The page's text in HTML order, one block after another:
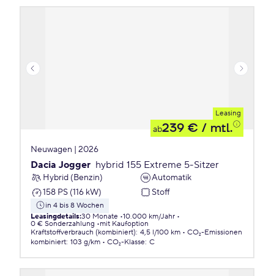
Leasing
ab239 € / mtl.
Neuwagen | 2026
Dacia Jogger hybrid 155 Extreme 5-Sitzer
Hybrid (Benzin)
Automatik
158 PS (116 kW)
Stoff
in 4 bis 8 Wochen
Leasingdetails:30 Monate 10.000 km/Jahr
0 € Sonderzahlung
mit Kaufoption
Kraftstoffverbrauch (kombiniert): 4,5 l/100 km
CO₂-Emissionen
kombiniert: 103 g/km CO₂-Klasse: C